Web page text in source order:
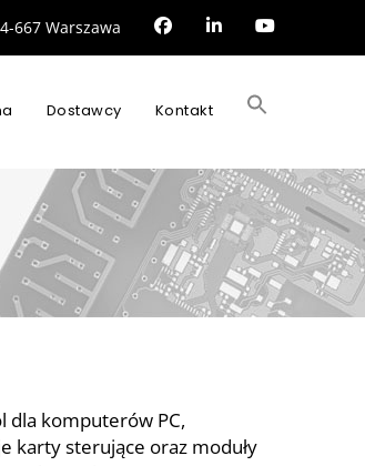
667 Warszawa
Dostawcy Kontakt
komputerów PC,
karty sterujące oraz moduły